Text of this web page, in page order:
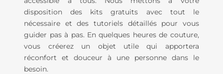
disposition des kits gratuits avec tout le
nécessaire et des tutoriels détaillés pour vous
guider pas à pas. En quelques heures de couture,
vous créerez un objet utile qui apportera
réconfort et douceur à une personne dans le
besoin.